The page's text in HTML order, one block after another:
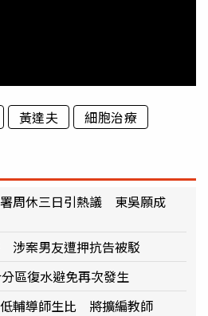
黃達夫 細胞治療
周休三日引熱議 東吳願成
涉案男友遭押抗告被駁
區復水避免再次發生
輔導師生比 將擴編教師